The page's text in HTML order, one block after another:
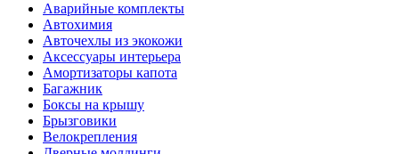
Аварийные комплекты
Автохимия
Авточехлы из экокожи
Аксессуары интерьера
Амортизаторы капота
Багажник
Боксы на крышу
Брызговики
Велокрепления